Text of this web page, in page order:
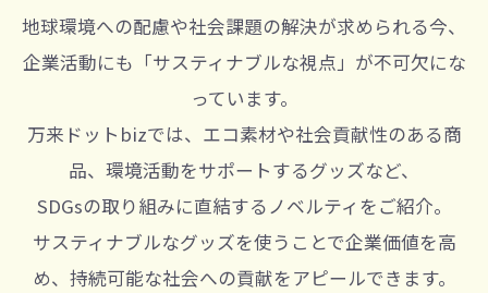
地球環境への配慮や社会課題の解決が求められる今、
企業活動にも「サスティナブルな視点」が不可欠にな
っています。
万来ドットbizでは、エコ素材や社会貢献性のある商
品、環境活動をサポートするグッズなど、
SDGsの取り組みに直結するノベルティをご紹介。
サスティナブルなグッズを使うことで企業価値を高
め、持続可能な社会への貢献をアピールできます。